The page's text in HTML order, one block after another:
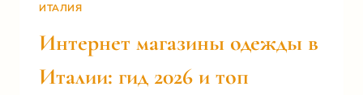
ИТАЛИЯ
Интернет магазины одежды в
Италии: гид 2026 и топ